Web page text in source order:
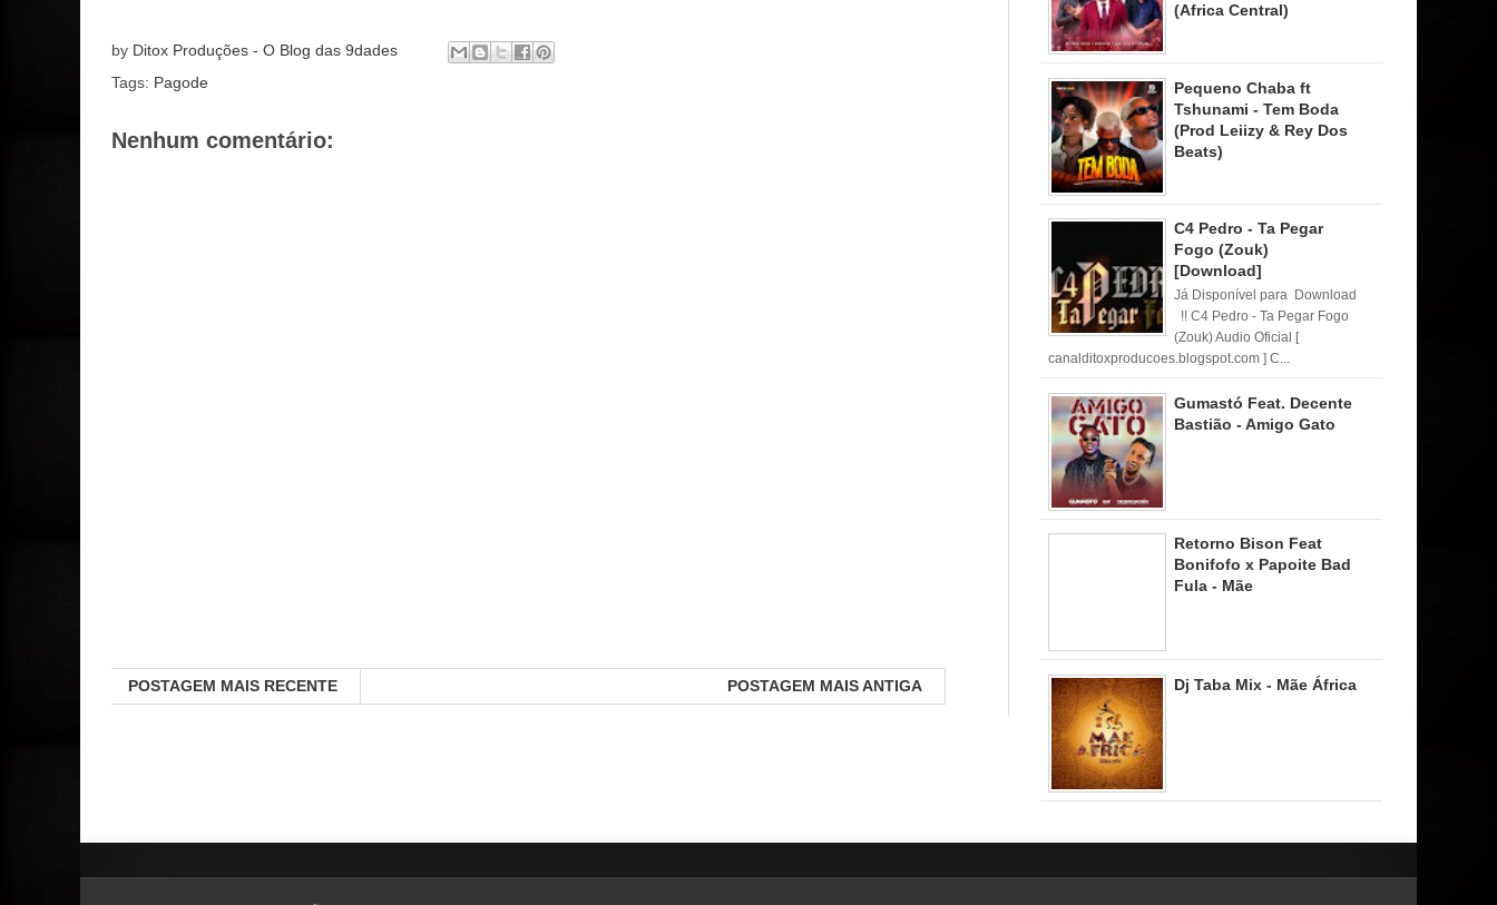
by Ditox Produções - O Blog das 9dades
Tags: Pagode
Nenhum comentário:
POSTAGEM MAIS RECENTE POSTAGEM MAIS ANTIGA
(Africa Central)
Pequeno Chaba ft
Tshunami - Tem Boda
(Prod Leiizy & Rey Dos
Beats)
C4 Pedro - Ta Pegar
Fogo (Zouk)
[Download]
Já Disponível para Download
!! C4 Pedro - Ta Pegar Fogo
(Zouk) Audio Oficial [
canalditoxproducoes.blogspot.com ] C...
Gumastó Feat. Decente
Bastião - Amigo Gato
Retorno Bison Feat
Bonifofo x Papoite Bad
Fula - Mãe
Dj Taba Mix - Mãe África